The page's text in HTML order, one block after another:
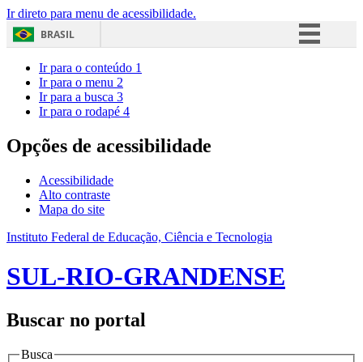
Ir direto para menu de acessibilidade.
BRASIL
Acesso à informação
Ir para o conteúdo 1
Ir para o menu 2
Ir para a busca 3
Ir para o rodapé 4
Opções de acessibilidade
Acessibilidade
Alto contraste
Mapa do site
Instituto Federal de Educação, Ciência e Tecnologia
SUL-RIO-GRANDENSE
Buscar no portal
Busca